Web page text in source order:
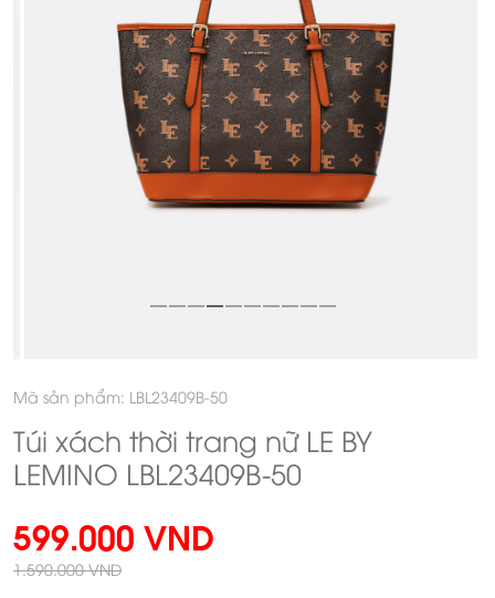
Mã sản phẩm: LBL23409B-50
Túi xách thời trang nữ LE BY
LEMINO LBL23409B-50
599.000 VND
1.590.000 VND